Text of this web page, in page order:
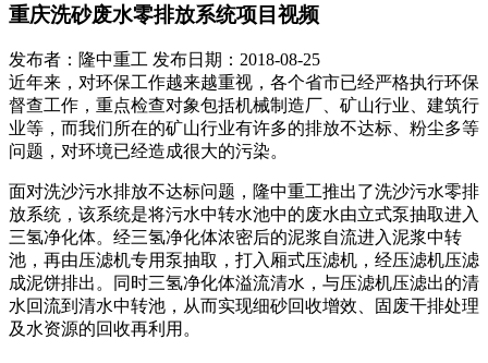
重庆洗砂废水零排放系统项目视频
发布者：隆中重工 发布日期：2018-08-25
近年来，对环保工作越来越重视，各个省市已经严格执行环保
督查工作，重点检查对象包括机械制造厂、矿山行业、建筑行
业等，而我们所在的矿山行业有许多的排放不达标、粉尘多等
问题，对环境已经造成很大的污染。
面对洗沙污水排放不达标问题，隆中重工推出了洗沙污水零排
放系统，该系统是将污水中转水池中的废水由立式泵抽取进入
三氢净化体。经三氢净化体浓密后的泥浆自流进入泥浆中转
池，再由压滤机专用泵抽取，打入厢式压滤机，经压滤机压滤
成泥饼排出。同时三氢净化体溢流清水，与压滤机压滤出的清
水回流到清水中转池，从而实现细砂回收增效、固废干排处理
及水资源的回收再利用。